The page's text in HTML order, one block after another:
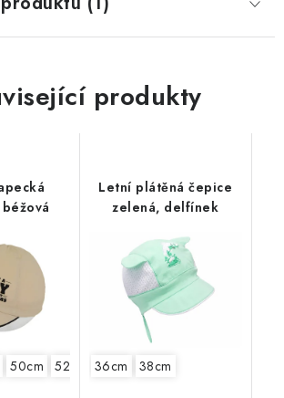
produkty
50cm 52cm 54cm
Letní plátěná čepice
zelená, delfínek
36cm 38cm